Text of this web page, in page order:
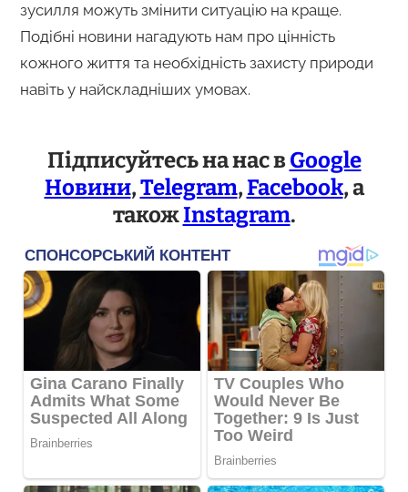
зусилля можуть змінити ситуацію на краще.
Подібні новини нагадують нам про цінність
кожного життя та необхідність захисту природи
навіть у найскладніших умовах.
Підписуйтесь на нас вGoogle
Новини,Telegram,Facebook, а
такожInstagram.